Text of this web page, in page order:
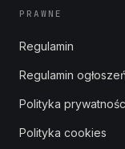
PRAWNE
Regulamin
Regulamin
Polityka
Polityka cookies